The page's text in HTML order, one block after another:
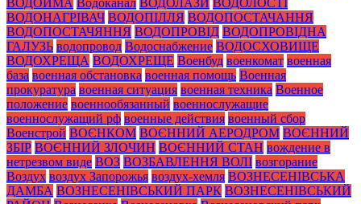
ВОДОНАГРІВАЧ ВОДОПІЛЛЯ ВОДОПОСТАЧАННЯ
ВОДОПОСТАЧЯННЯ ВОДОПРОВІД ВОДОПРОВІДНА
ГАЛУЗЬ водопровод Водоснабжение ВОДОСХОВИЩЕ
ВОДОХРЕЩА ВОДОХРЕЩЕ Военбуд военкомат военная
база военная обстановка военная помощь Военная
прокуратура военная ситуация военная техника Военное
положение военнообязанный военнослужащие
военнослужащий рф военные действия военный сбор
Военстрой ВОЄНКОМ ВОЄННИЙ АЕРОДРОМ ВОЄННИЙ
ЗБІР ВОЄННИЙ ЗЛОЧИН ВОЄННИЙ СТАН вождение в
нетрезвом виде ВОЗ ВОЗБАВЛЕННЯ ВОЛІ возгорание
Воздух воздух Запорожья воздух-хемля ВОЗНЕСЕНІВСЬКА
ДАМБА ВОЗНЕСЕНІВСЬКИЙ ПАРК ВОЗНЕСЕНІВСЬКИЙ